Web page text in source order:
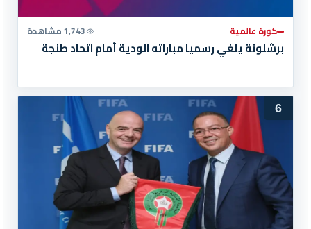
كورة عالمية 1,743 مشاهدة
برشلونة يلغي رسميا مباراته الودية أمام اتحاد طنجة
6